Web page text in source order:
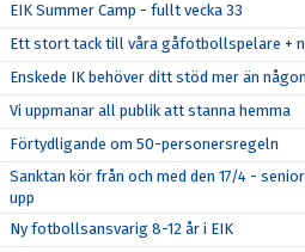
EIK Summer Camp - fullt vecka 33
Ett stort tack till våra gåfotbollspelare +
Enskede IK behöver ditt stöd mer än
Vi uppmanar all publik att stanna hemma
Förtydligande om 50-personersregeln
Sanktan kör från och med den 17/4 -
upp
Ny fotbollsansvarig 8-12 år i EIK